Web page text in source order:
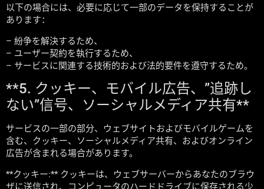
以下の場合には、必要に応じて一部のデータを保持することが
あります：
– 紛争を解決するため、
– ユーザー契約を執行するため、
– サービスに関連する技術的および法的要件を遵守するため。
**5. クッキー、モバイル広告、”追跡し
ない”信号、ソーシャルメディア共有**
サービスの一部の部分、ウェブサイトおよびモバイルゲームを
含む、クッキー、ソーシャルメディア共有、およびオンライン
広告が含まれる場合があります。
**クッキー:** クッキーは、ウェブサーバーからあなたのブラウ
ザに送信され、コンピュータのハードドライブに保存される少